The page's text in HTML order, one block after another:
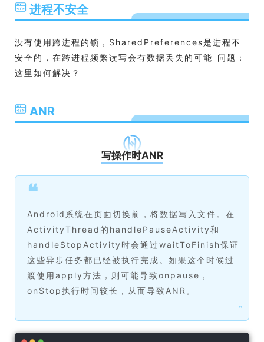
进程不安全
没有使用跨进程的锁，SharedPreferences是进程不
安全的，在跨进程频繁读写会有数据丢失的可能 问题：
这里如何解决？
ANR
写操作时ANR
❝
Android系统在页面切换前，将数据写入文件。在
ActivityThread的handlePauseActivity和
handleStopActivity时会通过waitToFinish保证
这些异步任务都已经被执行完成。如果这个时候过
渡使用apply方法，则可能导致onpause，
onStop执行时间较长，从而导致ANR。
❞